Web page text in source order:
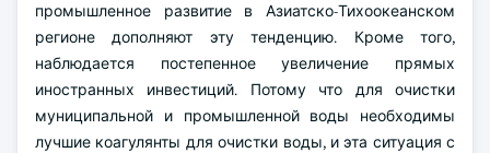
промышленное развитие в Азиатско-Тихоокеанском
регионе дополняют эту тенденцию. Кроме того,
наблюдается постепенное увеличение прямых
иностранных инвестиций. Потому что для очистки
муниципальной и промышленной воды необходимы
лучшие коагулянты для очистки воды, и эта ситуация с